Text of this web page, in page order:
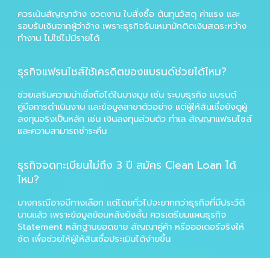
ควรเน้นสัญญาจ้าง งวดงาน ใบสั่งซื้อ ต้นทุนวัสดุ ค่าแรง และ
รอบรับเงินจากผู้ว่าจ้าง เพราะธุรกิจรับเหมามักติดเงินสดระหว่าง
ทำงาน ไม่ใช่ไม่มีรายได้
ธุรกิจแฟรนไชส์ใช้เครดิตของแบรนด์ช่วยได้ไหม?
ช่วยเสริมความน่าเชื่อถือได้ในบางมุม เช่น ระบบธุรกิจ แบรนด์
คู่มือการดำเนินงาน และข้อมูลสาขาตัวอย่าง แต่ผู้ให้สินเชื่อยังดูผู้
ลงทุนจริงเป็นหลัก เช่น เงินลงทุนส่วนตัว ทำเล สัญญาแฟรนไชส์
และความสามารถชำระคืน
ธุรกิจจดทะเบียนไม่ถึง 3 ปี สมัคร Clean Loan ได้
ไหม?
บางกรณีอาจมีทางเลือก แต่โดยทั่วไปจะยากกว่าธุรกิจที่มีประวัติ
นานแล้ว เพราะข้อมูลย้อนหลังยังสั้น ควรเตรียมแผนธุรกิจ
Statement หลักฐานยอดขาย สัญญาคู่ค้า หรือออเดอร์จริงให้
ชัด เพื่อช่วยให้ผู้ให้สินเชื่อประเมินได้ง่ายขึ้น